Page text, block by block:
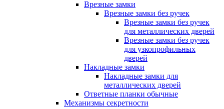
Врезные замки
Врезные замки без ручек
Врезные замки без ручек
для металлических дверей
Врезные замки без ручек
для узкопрофильных
дверей
Накладные замки
Накладные замки для
металлических дверей
Ответные планки обычные
Механизмы секретности